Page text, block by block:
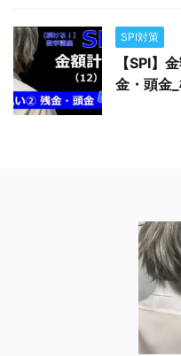
SPI対策
【SPI】
金・頭金